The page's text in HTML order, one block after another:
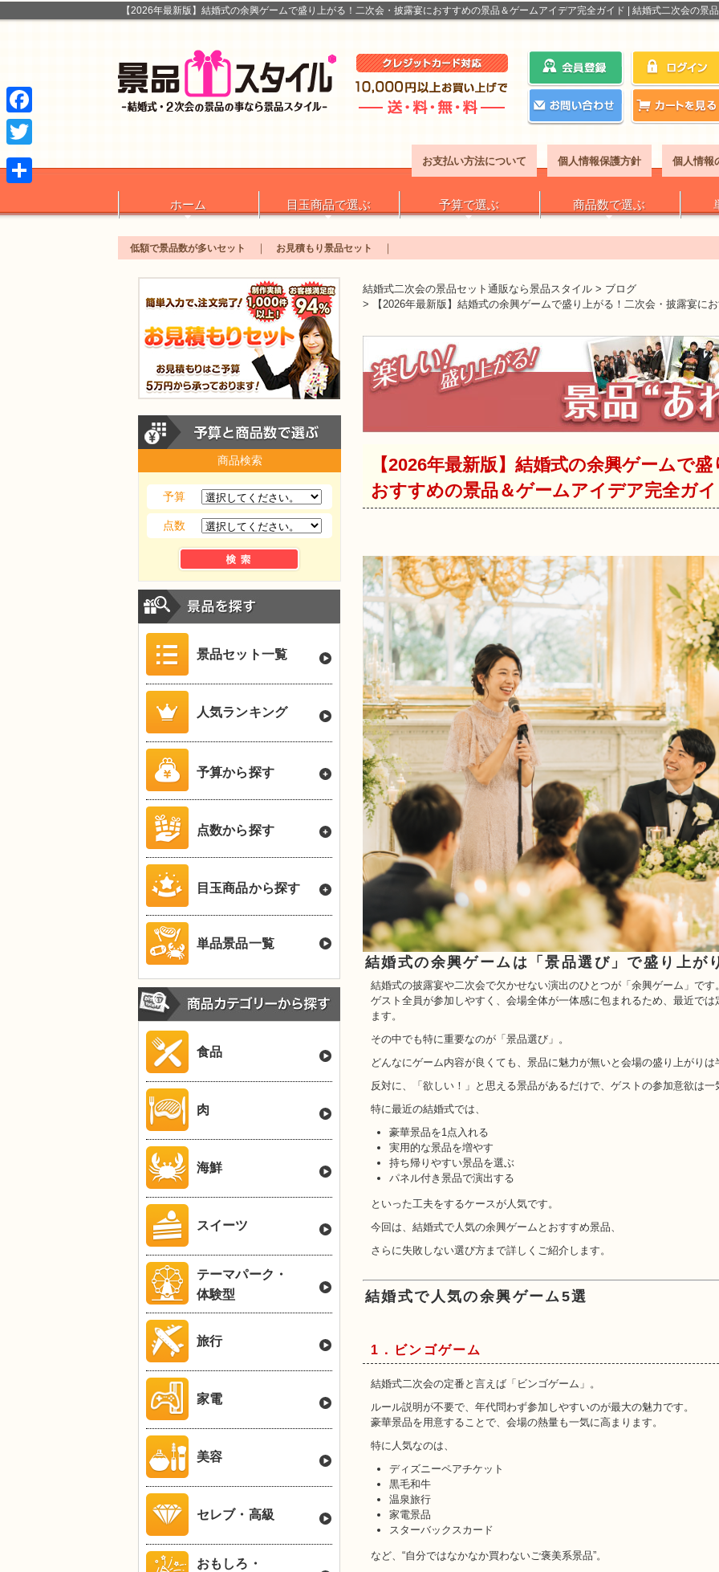
【2026年最新版】結婚式の余興ゲームで盛り上がる！二次会・披露宴におすすめの景品＆ゲームアイデア完全ガイド | 結婚式二次会の景
お支払い方法について 個人情報保護方針 個人情報
ホーム 目玉商品で選ぶ 予算で選ぶ 商品数で選ぶ
低額で景品数が多いセット お見積もり景品セット
結婚式二次会の景品セット通販なら景品スタイル > ブログ
>
【2026年最新版】結婚式の余興ゲームで盛り上がる！二次会・披露宴に
【2026年最新版】結婚式の余興ゲームで
おすすめの景品＆ゲームアイデア完全ガ
結婚式の余興ゲームは「景品選び」で盛り上が
結婚式の披露宴や二次会で欠かせない演出のひとつが「余興ゲーム」です。
ゲスト全員が参加しやすく、会場全体が一体感に包まれるため、最近で
ます。
その中でも特に重要なのが「景品選び」。
どんなにゲーム内容が良くても、景品に魅力が無いと会場の盛り上がりは
反対に、「欲しい！」と思える景品があるだけで、ゲストの参加意欲は一
特に最近の結婚式では、
豪華景品を1点入れる
実用的な景品を増やす
持ち帰りやすい景品を選ぶ
パネル付き景品で演出する
といった工夫をするケースが人気です。
今回は、結婚式で人気の余興ゲームとおすすめ景品、
さらに失敗しない選び方まで詳しくご紹介します。
結婚式で人気の余興ゲーム5選
1．ビンゴゲーム
結婚式二次会の定番と言えば「ビンゴゲーム」。
ルール説明が不要で、年代問わず参加しやすいのが最大の魅力です。
豪華景品を用意することで、会場の熱量も一気に高まります。
特に人気なのは、
ディズニーペアチケット
黒毛和牛
温泉旅行
家電景品
スターバックスカード
など、“自分ではなかなか買わないご褒美系景品”。
商品検索
予算
点数
景品セット一覧
人気ランキング
予算から探す
点数から探す
目玉商品から探す
単品景品一覧
食品
肉
海鮮
スイーツ
テーマパーク・
体験型
旅行
家電
美容
セレブ・高級
おもしろ・
Facebook
Twitter